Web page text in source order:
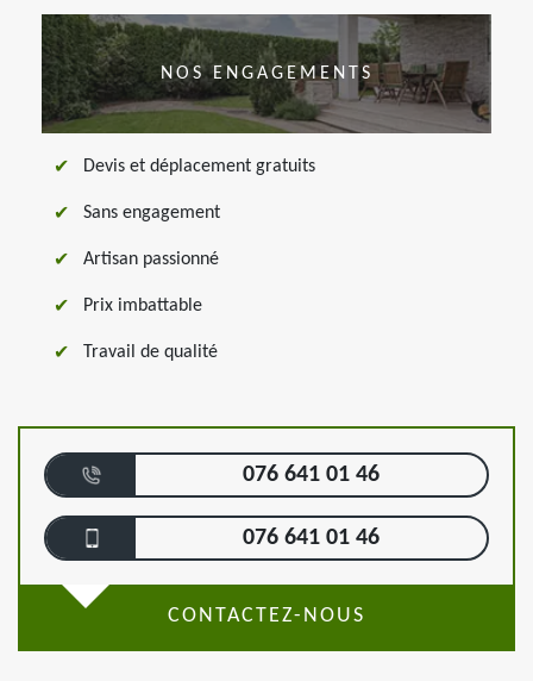
NOS ENGAGEMENTS
Devis et déplacement gratuits
Sans engagement
Artisan passionné
Prix imbattable
Travail de qualité
076 641 01 46
076 641 01 46
CONTACTEZ-NOUS